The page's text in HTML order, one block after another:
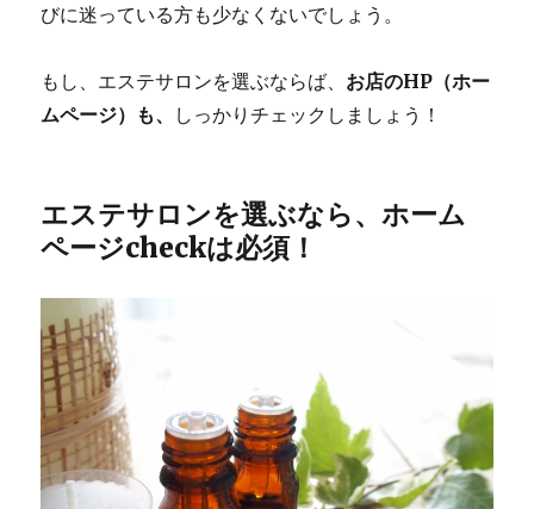
びに迷っている方も少なくないでしょう。
もし、エステサロンを選ぶならば、 お店のHP（ホー
ムページ）も、
しっかりチェックしましょう！
エステサロンを選ぶなら、ホーム
ページcheckは必須！